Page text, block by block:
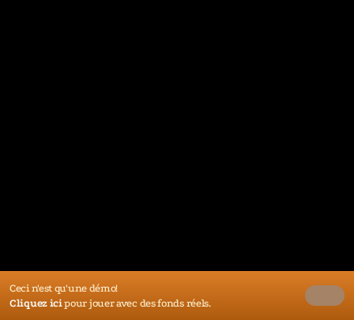
Ceci n'est qu'une démo!
Cliquez icipour jouer avec des fonds réels.